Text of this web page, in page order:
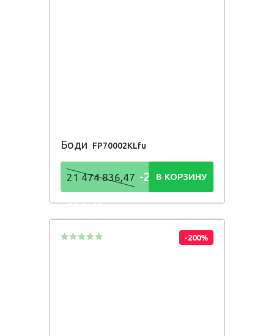
Боди FP70002KLfu
21 474 836,47 -21 474
836,48Р
В КОРЗИНУ
-200%